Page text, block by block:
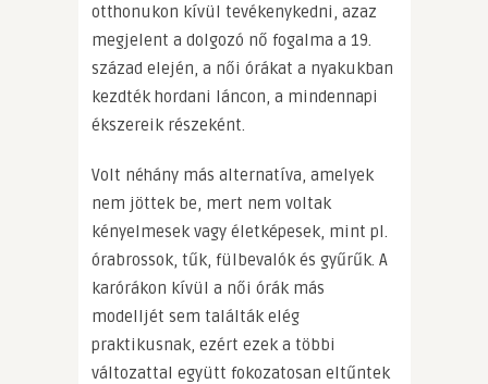
otthonukon kívül tevékenykedni, azaz
megjelent a dolgozó nő fogalma a 19.
század elején, a női órákat a nyakukban
kezdték hordani láncon, a mindennapi
ékszereik részeként.
Volt néhány más alternatíva, amelyek
nem jöttek be, mert nem voltak
kényelmesek vagy életképesek, mint pl.
órabrossok, tűk, fülbevalók és gyűrűk. A
karórákon kívül a női órák más
modelljét sem találták elég
praktikusnak, ezért ezek a többi
változattal együtt fokozatosan eltűntek